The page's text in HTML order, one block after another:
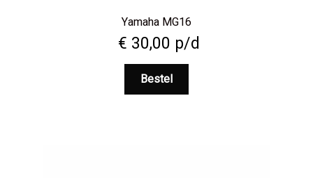
Yamaha MG16
€ 30,00 p/d
Bestel